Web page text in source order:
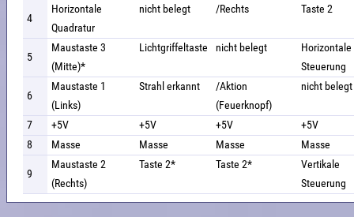
4
Horizontale
Quadratur
nicht belegt /Rechts Taste 2
5
Maustaste 3
(Mitte)*
Lichtgriffeltaste nicht belegt
Horizontale
Steuerung
6
Maustaste 1
(Links)
Strahl erkannt
/Aktion
(Feuerknopf)
nicht belegt
7 +5V +5V +5V
+5V
8
Masse Masse Masse Masse
9
Maustaste 2
(Rechts)
Taste 2* Taste 2*
Vertikale
Steuerung